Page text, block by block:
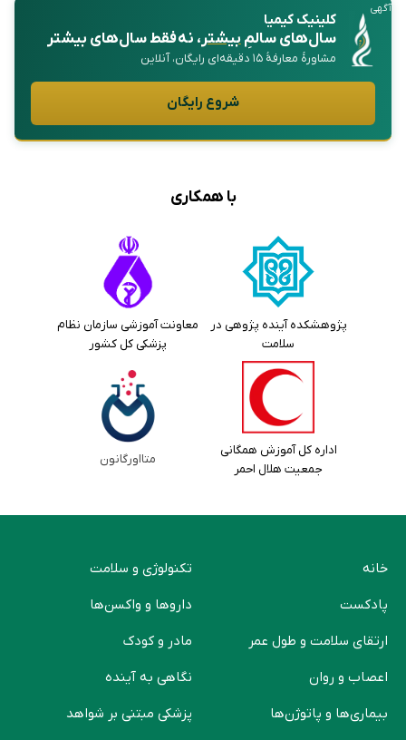
آگهی
کلینیک کیمیا
سال‌های سالمِبیشتر، نه فقط سال‌های بیشتر
مشاورهٔ معارفهٔ ۱۵ دقیقه‌ای رایگان، آنلاین
شروع رایگان
با همکاری
پژوهشکده آینده پژوهی در
سلامت
معاونت آموزشی سازمان نظام
پزشکی کل کشور
اداره کل آموزش همگانی
جمعیت هلال احمر
متااورگانون
خانه
پادکست
ارتقای سلامت و طول عمر
اعصاب و روان
بیماری‌ها و پاتوژن‌ها
تکنولوژی و سلامت
دارو‌ها و واکسن‌ها
مادر و کودک
نگاهی به آینده
پزشکی مبتنی بر شواهد